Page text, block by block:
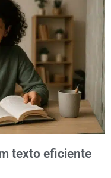
texto eficiente